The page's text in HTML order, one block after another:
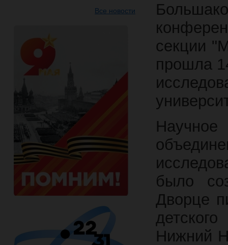
Все новости
секции
прошла
было
Дворце
Нижний